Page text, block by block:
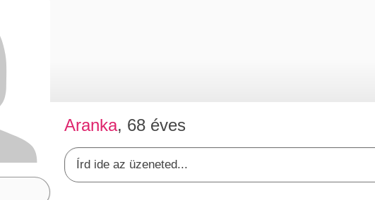
Aranka, 68 éves